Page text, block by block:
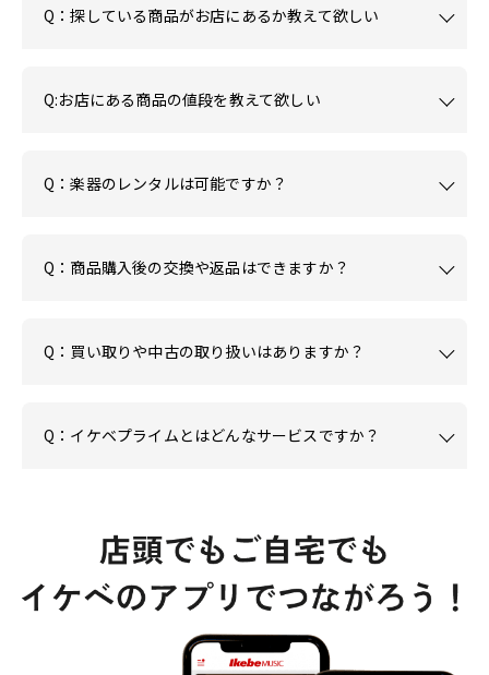
Q：探している商品がお店にあるか教えて欲しい
Q:お店にある商品の値段を教えて欲しい
Q：楽器のレンタルは可能ですか？
Q：商品購入後の交換や返品はできますか？
Q：買い取りや中古の取り扱いはありますか？
Q：イケベプライムとはどんなサービスですか？